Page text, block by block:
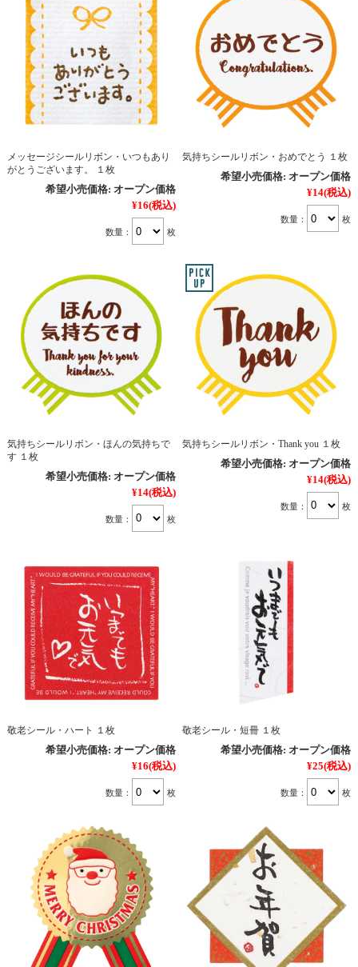
メッセージシールリボン・いつもあり
がとうございます。 １枚
希望小売価格: オープン価格
¥16(税込)
数量： 枚
気持ちシールリボン・おめでとう １枚
希望小売価格: オープン価格
¥14(税込)
数量： 枚
気持ちシールリボン・ほんの気持ちで
す １枚
希望小売価格: オープン価格
¥14(税込)
数量： 枚
気持ちシールリボン・Thank you １枚
希望小売価格: オープン価格
¥14(税込)
数量： 枚
敬老シール・ハート １枚
希望小売価格: オープン価格
¥16(税込)
数量： 枚
敬老シール・短冊 １枚
希望小売価格: オープン価格
¥25(税込)
数量： 枚